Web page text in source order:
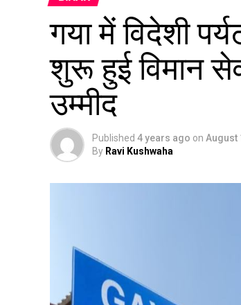
गया में विदेशी
शुरू हुई विमान
उम्मीद
Published 4 years ago on August
By Ravi Kushwaha